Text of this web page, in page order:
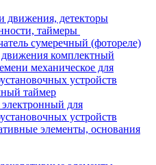
движения, детекторы
таймеры
сумеречный (фотореле)
комплектный
механическое для
устройств
таймер
для
устройств
элементы, основания